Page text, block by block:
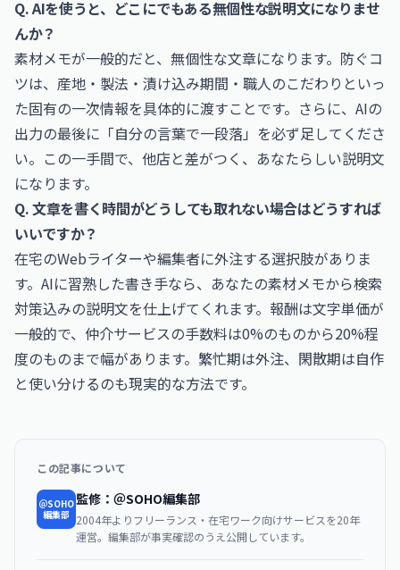
Q. AIを使うと、どこにでもある無個性な説明文になりませ
んか？
素材メモが一般的だと、無個性な文章になります。防ぐコ
ツは、産地・製法・漬け込み期間・職人のこだわりといっ
た固有の一次情報を具体的に渡すことです。さらに、AIの
出力の最後に「自分の言葉で一段落」を必ず足してくださ
い。この一手間で、他店と差がつく、あなたらしい説明文
になります。
Q. 文章を書く時間がどうしても取れない場合はどうすれば
いいですか？
在宅のWebライターや編集者に外注する選択肢がありま
す。AIに習熟した書き手なら、あなたの素材メモから検索
対策込みの説明文を仕上げてくれます。報酬は文字単価が
一般的で、仲介サービスの手数料は0%のものから20%程
度のものまで幅があります。繁忙期は外注、閑散期は自作
と使い分けるのも現実的な方法です。
この記事について
＠SOHO
編集部
監修：＠SOHO編集部
2004年よりフリーランス・在宅ワーク向けサービスを20年
運営。編集部が事実確認のうえ公開しています。